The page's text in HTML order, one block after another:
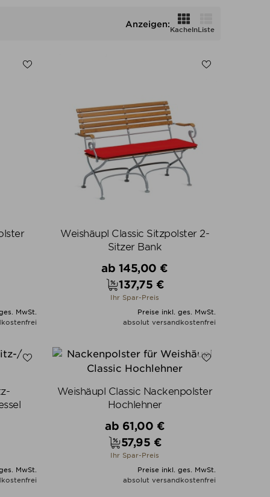
Anzeigen:
KachelnListe
MwSt.
Weishäupl Classic Sitzpolster 2-
Sitzer Bank
Verkaufspreis
ab 145,00 €
Preis
137,75 €
Ihr Spar-Preis
Preise inkl. ges. MwSt.
absolut versandkostenfrei
MwSt.
Weishäupl Classic Nackenpolster
Hochlehner
Verkaufspreis
ab 61,00 €
Preis
57,95 €
Ihr Spar-Preis
Preise inkl. ges. MwSt.
absolut versandkostenfrei